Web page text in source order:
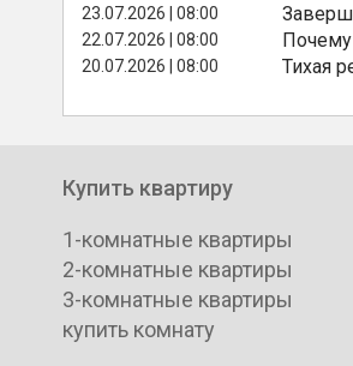
23.07.2026 | 08:00
22.07.2026 | 08:00
20.07.2026 | 08:00 Тихая
Купить квартиру
1-комнатные квартиры
2-комнатные квартиры
3-комнатные квартиры
купить комнату